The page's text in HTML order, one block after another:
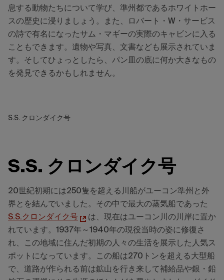
息する動物たちについて学び、準州都であるホワイトホー
スの歴史に浸りましょう。また、ロバート・W・サービス
の詩で有名になったサム・マギーの実際のキャビンに入る
こともできます。遺物や写真、文書なども展示されていま
す。そしてひょっとしたら、パン皿の底に何か大きなもの
を発見できるかもしれません。
S.S. クロンダイク号
S.S. クロンダイク号
20世紀初期には250隻を超える川船がユーコン準州と外
界とを結んでいました。その中で最大の蒸気船であった
S.S.クロンダイク号
は、現在はユーコン川の川岸に置か
れています。1937年～1940年の現役当時の姿に修復さ
れ、この地域に住んだ初期の人々の生活を展示した人気ス
ポットになっています。この船は270トンを超える大型船
で、道路が作られる前は鉱山を行き来して補給品や銀・鉛